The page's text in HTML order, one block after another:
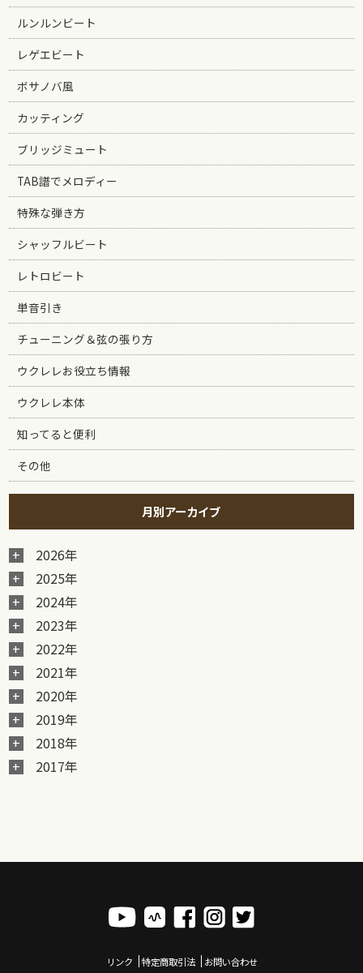
ルンルンビート
レゲエビート
ボサノバ風
カッティング
ブリッジミュート
TAB譜でメロディー
特殊な弾き方
シャッフルビート
レトロビート
単音引き
チューニング＆弦の張り方
ウクレレお役立ち情報
ウクレレ本体
知ってると便利
その他
月別アーカイブ
2026年
2025年
2024年
2023年
2022年
2021年
2020年
2019年
2018年
2017年
リンク 特定商取引法 お問い合わせ